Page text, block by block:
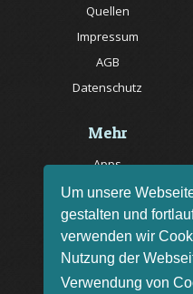
Um unsere
gestalten und
verwenden wir
Nutzung der
Verwendung von
Quellen
Impressum
AGB
Datenschutz
Mehr
Apps
Jobs
Livestream
Bug melden
Rätsel des Tages